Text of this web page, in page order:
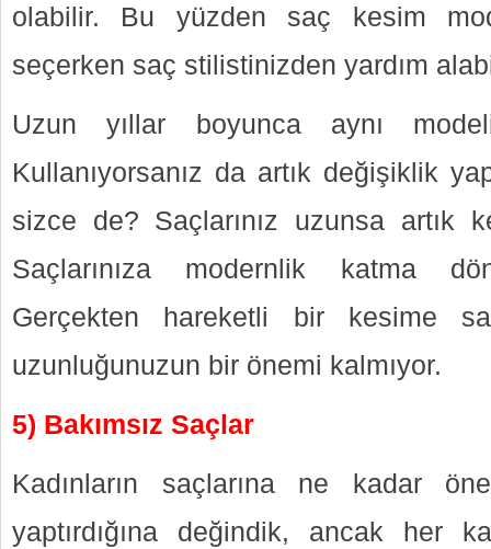
olabilir. Bu yüzden saç kesim
seçerken saç stilistinizden yardım
Uzun yıllar boyunca aynı
Kullanıyorsanız da artık değişiklik
sizce de? Saçlarınız uzunsa artık
Saçlarınıza modernlik katma
Gerçekten hareketli bir kesime
uzunluğunuzun bir önemi kalmıyor.
5) Bakımsız Saçlar
Kadınların saçlarına ne kadar
yaptırdığına değindik, ancak her